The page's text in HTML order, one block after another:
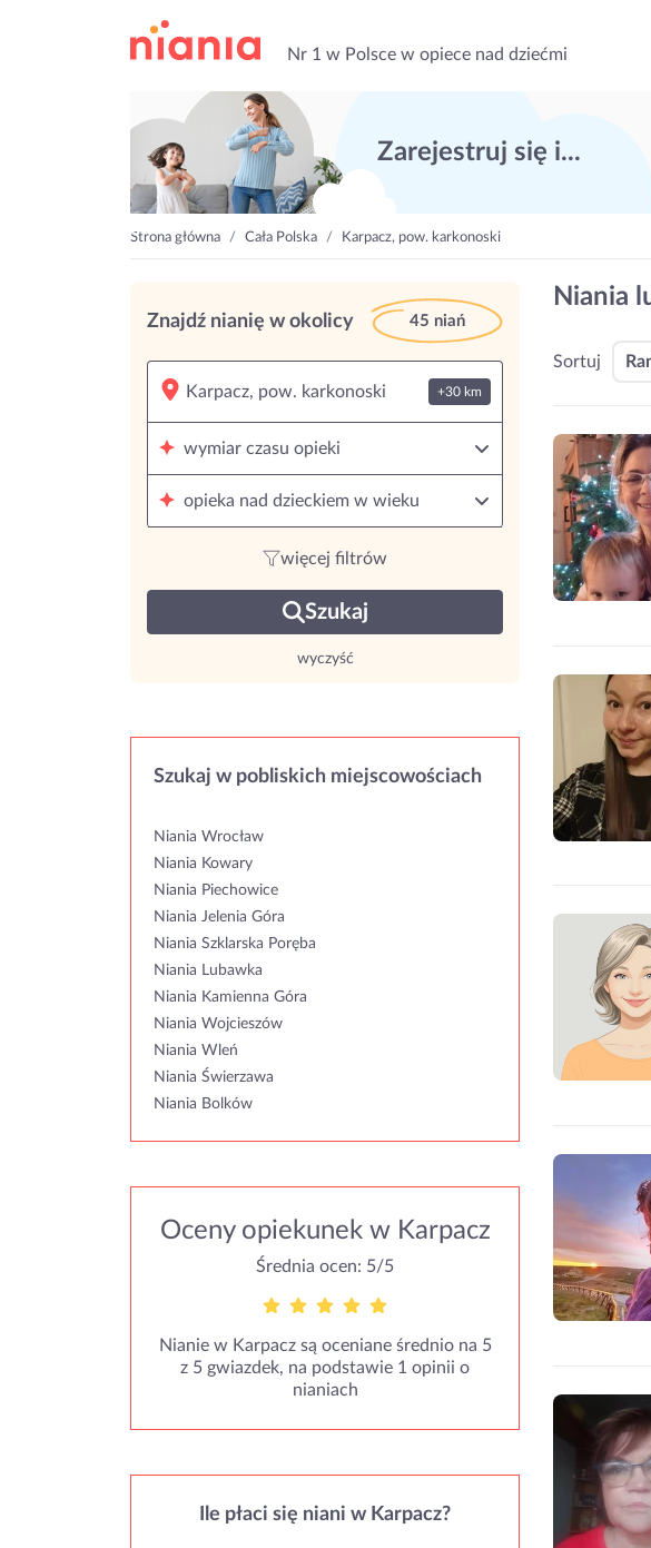
Nr 1 w Polsce w opiece nad dziećmi
Zarejestruj się i...
Strona główna Cała Polska Karpacz, pow. karkonoski
Znajdź nianię w okolicy 45 niań
+30 km
wymiar czasu opieki
opieka nad dzieckiem w wieku
więcej filtrów
Szukaj
wyczyść
Szukaj w pobliskich miejscowościach
Niania Wrocław
Niania Kowary
Niania Piechowice
Niania Jelenia Góra
Niania Szklarska Poręba
Niania Lubawka
Niania Kamienna Góra
Niania Wojcieszów
Niania Wleń
Niania Świerzawa
Niania Bolków
Oceny opiekunek w Karpacz
Średnia ocen: 5/5
Nianie w Karpacz są oceniane średnio na 5
z 5 gwiazdek, na podstawie 1 opinii o
nianiach
Ile płaci się niani w Karpacz?
Niania
Sortuj